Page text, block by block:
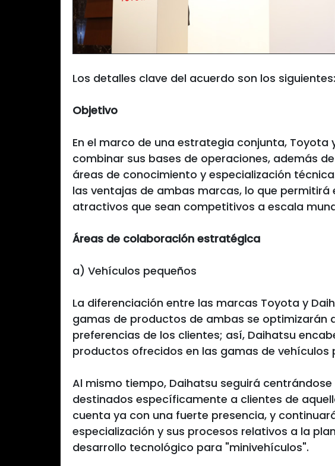
Los detalles clave del acuerdo son los siguientes:
Objetivo
En el marco de una estrategia conjunta, Toyota
combinar sus bases de operaciones, además
áreas de conocimiento y especialización
las ventajas de ambas marcas, lo que
atractivos que sean competitivos a escala
Áreas de colaboración estratégica
a) Vehículos pequeños
La diferenciación entre las marcas Toyota y
gamas de productos de ambas se optimizarán
preferencias de los clientes; así, Daihatsu
productos ofrecidos en las gamas de vehículos
Al mismo tiempo, Daihatsu seguirá
destinados específicamente a clientes de
cuenta ya con una fuerte presencia, y
especialización y sus procesos relativos a la
desarrollo tecnológico para "minivehículos".